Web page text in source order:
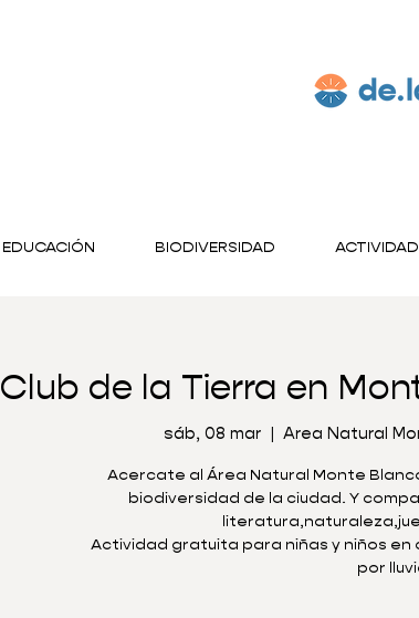
EDUCACIÓN BIODIVERSIDAD
Club de la Tierra en
sáb, 08 mar
  |
Area Natural
Acercate al Área Natural Monte
biodiversidad de la ciudad. Y
Actividad gratuita para niñas y niños en
por